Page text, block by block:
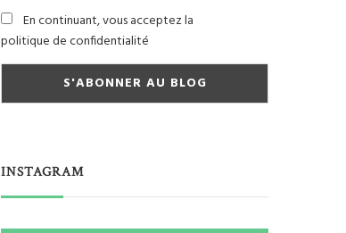
En continuant, vous acceptez la
politique de confidentialité
INSTAGRAM